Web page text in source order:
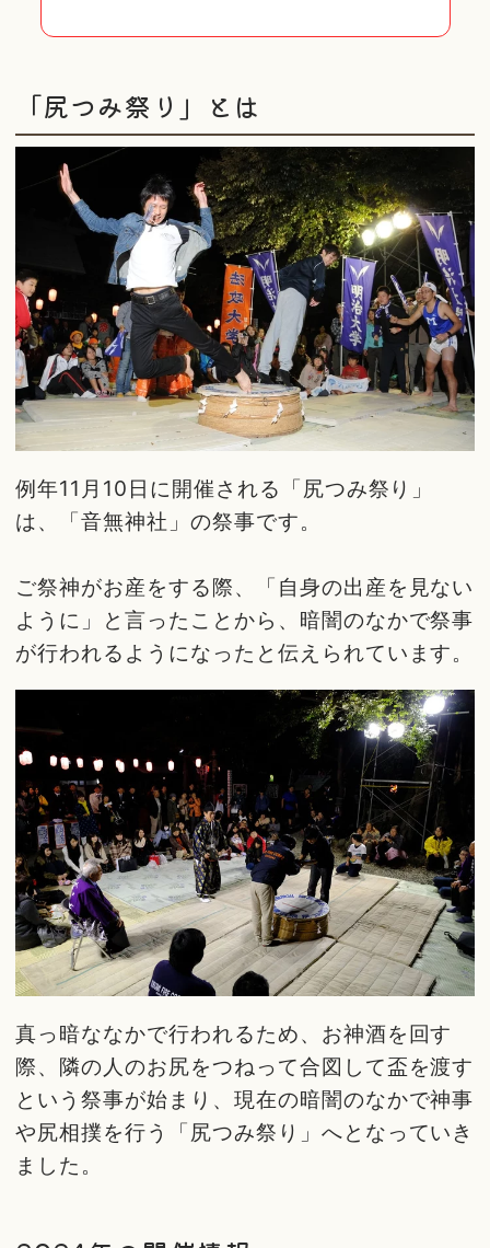
「尻つみ祭り」とは
例年11月10日に開催される「尻つみ祭り」
は、「音無神社」の祭事です。
ご祭神がお産をする際、「自身の出産を見ない
ように」と言ったことから、暗闇のなかで祭事
が行われるようになったと伝えられています。
真っ暗ななかで行われるため、お神酒を回す
際、隣の人のお尻をつねって合図して盃を渡す
という祭事が始まり、現在の暗闇のなかで神事
や尻相撲を行う「尻つみ祭り」へとなっていき
ました。